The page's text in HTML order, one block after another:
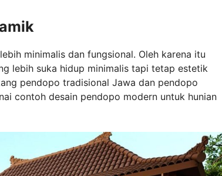
minimalis dan fungsional. Oleh karena itu
lebih suka hidup minimalis tapi tetap estetik
pendopo tradisional Jawa dan pendopo
contoh desain pendopo modern untuk hunian